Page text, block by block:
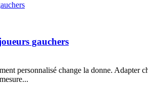
gauchers
personnalisé change la donne. Adapter